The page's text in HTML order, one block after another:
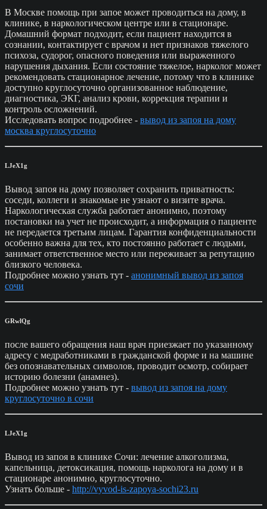
В Москве помощь при запое может проводиться на дому, в
клинике, в наркологическом центре или в стационаре.
Домашний формат подходит, если пациент находится в
сознании, контактирует с врачом и нет признаков тяжелого
психоза, судорог, опасного поведения или выраженного
нарушения дыхания. Если состояние тяжелое, нарколог может
рекомендовать стационарное лечение, потому что в клинике
доступно круглосуточно организованное наблюдение,
диагностика, ЭКГ, анализ крови, коррекция терапии и
контроль осложнений.
Исследовать вопрос подробнее - вывод из запоя на дому
москва круглосуточно
LJeX1g
Вывод запоя на дому позволяет сохранить приватность:
соседи, коллеги и знакомые не узнают о визите врача.
Наркологическая служба работает анонимно, поэтому
постановки на учет не происходит, а информация о пациенте
не передается третьим лицам. Гарантия конфиденциальности
особенно важна для тех, кто постоянно работает с людьми,
занимает ответственное место или переживает за репутацию
близкого человека.
Подробнее можно узнать тут - анонимный вывод из запоя
сочи
GRwlQg
после вашего обращения наш врач приезжает по указанному
адресу с медработниками в гражданской форме и на машине
без опознавательных символов, проводит осмотр, собирает
историю болезни (анамнез).
Подробнее можно узнать тут - вывод из запоя на дому
круглосуточно в сочи
LJeX1g
Вывод из запоя в клинике Сочи: лечение алкоголизма,
капельница, детоксикация, помощь нарколога на дому и в
стационаре анонимно, круглосуточно.
Узнать больше - http://vyvod-is-zapoya-sochi23.ru